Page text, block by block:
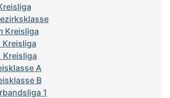
Kreisliga
Kreisliga
Kreisliga
A
B
1